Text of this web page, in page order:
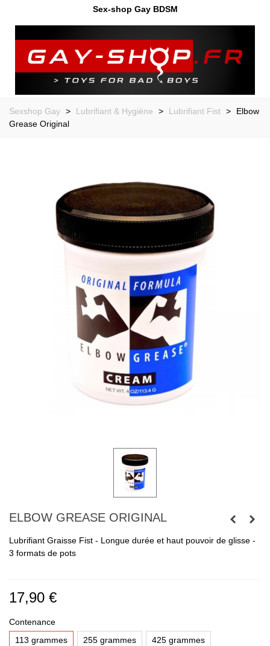
Sex-shop Gay BDSM
Sexshop Gay > Lubrifiant & Hygiène > Lubrifiant Fist >
Elbow
Grease Original
ELBOW GREASE ORIGINAL
Lubrifiant Graisse Fist - Longue durée et haut pouvoir de glisse -
3 formats de pots
17,90 €
Contenance
113 grammes
255 grammes 425 grammes